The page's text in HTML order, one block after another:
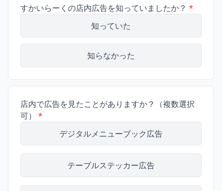
すかいらーくの店内広告を知っていましたか？ *
知っていた
知らなかった
店内で広告を見たことがありますか？（複数選択
可）
*
デジタルメニューブック広告
テーブルステッカー広告